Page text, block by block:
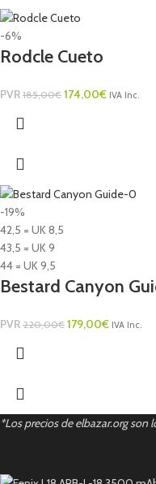
-6%
Rodcle Cueto
PVR 185,00€ 174,00€ IVA Inc.
-19%
42,5 = UK 8,5
43,5 = UK 9
44 = UK 9,5
Bestard Canyon
PVR 220,00€ 179,00€ IVA Inc.
*Los precios de elbazar.org